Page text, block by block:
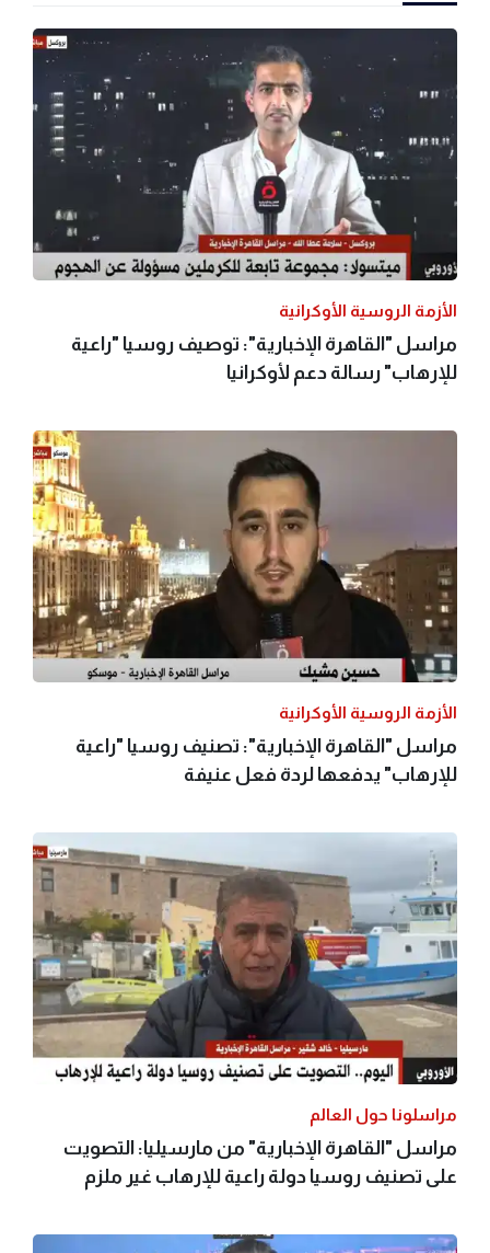
الأزمة الروسية الأوكرانية
مراسل "القاهرة الإخبارية": توصيف روسيا "راعية
للإرهاب" رسالة دعم لأوكرانيا
الأزمة الروسية الأوكرانية
مراسل "القاهرة الإخبارية": تصنيف روسيا "راعية
للإرهاب" يدفعها لردة فعل عنيفة
مراسلونا حول العالم
مراسل "القاهرة الإخبارية" من مارسيليا: التصويت
على تصنيف روسيا دولة راعية للإرهاب غير ملزم